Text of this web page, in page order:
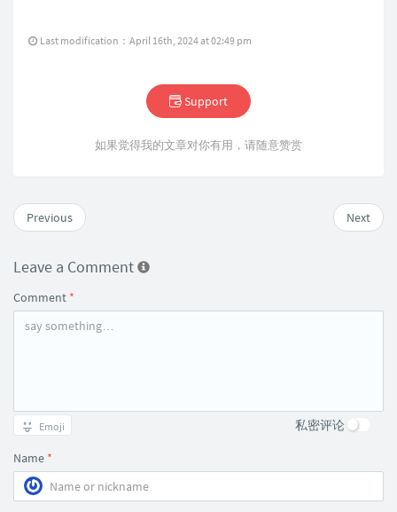
Last modification：April 16th, 2024 at 02:49 pm
Support
如果觉得我的文章对你有用，请随意赞赏
Next
Previous
Leave a Comment
Comment *
Emoji 私密评论
Name *